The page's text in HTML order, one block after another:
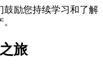
鼓励您持续学习和了解
旅